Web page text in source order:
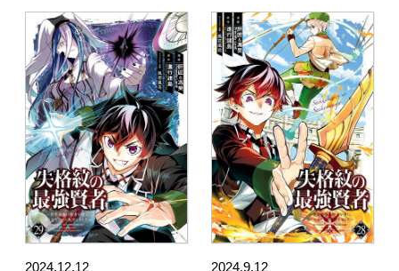
2024.12.12
2024.9.12